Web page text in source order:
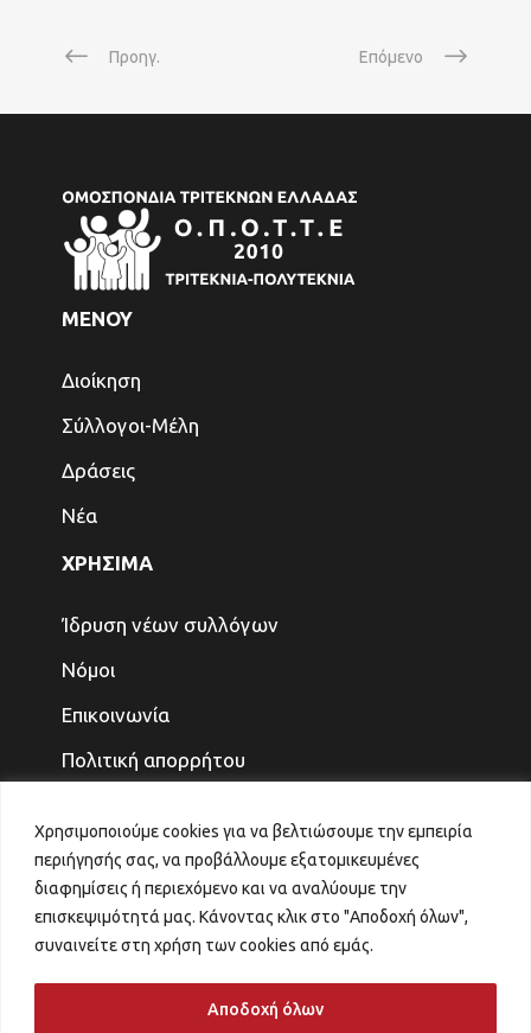
Χρησιμοποιούμε cookies για να βελτιώσουμε την εμπειρία
περιήγησής σας, να προβάλλουμε εξατομικευμένες
διαφημίσεις ή περιεχόμενο και να αναλύουμε την
επισκεψιμότητά μας. Κάνοντας κλικ στο "Αποδοχή όλων",
συναινείτε στη χρήση των cookies από εμάς.
Αποδοχή όλων
Προηγ. Επόμενο
ΜΕΝΟΥ
Διοίκηση
Σύλλογοι-Μέλη
Δράσεις
Νέα
ΧΡΗΣΙΜΑ
Ίδρυση νέων συλλόγων
Νόμοι
Επικοινωνία
Πολιτική απορρήτου
ΓΙΑ ΤΑ ΠΑΙΔΙΑ ΚΑΙ ΤΗΝ ΟΙΚΟΓΕΝΕΙΑ, ΤΟ
ΜΕΛΛΟΝ ΤΟ ΚΕΡΔΙΖΟΥΜΕ
31 Ιουλίου 2026
VOUCHER ΠΑΙΔΙΚΟΙ ΣΤΑΘΜΟΙ